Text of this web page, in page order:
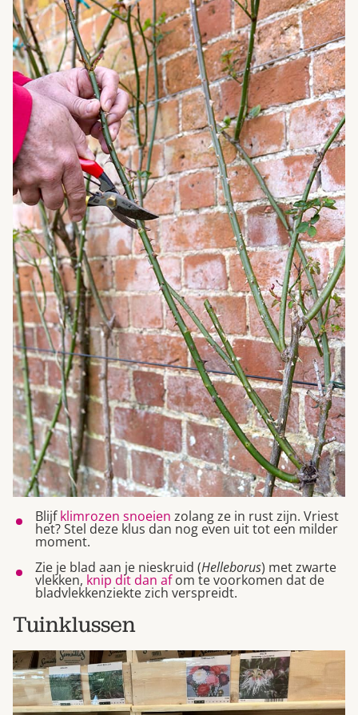
Blijfklimrozen snoeien zolang ze in rust zijn. Vriest
het? Stel deze klus dan nog even uit tot een milder
moment.
Zie je blad aan je nieskruid (Helleborus) met zwarte
vlekken, knip dit dan afom te voorkomen dat de
bladvlekkenziekte zich verspreidt.
Tuinklussen